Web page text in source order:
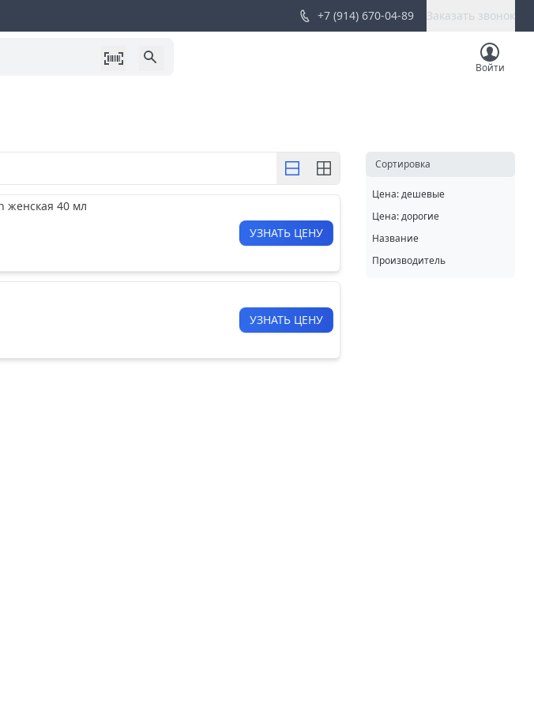
+7 (914) 670-04-89 Заказать звонок
Войти
женская 40 мл
УЗНАТЬ ЦЕНУ
УЗНАТЬ ЦЕНУ
Cортировка
Цена: дешевые
Цена: дорогие
Название
Производитель